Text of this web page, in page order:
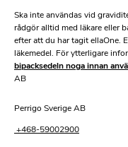
Ska inte användas vid
rådgör alltid med läkare eller
efter att du har tagit ellaOne.
läkemedel. För ytterligare
bipacksedelnnoga innan
AB
Perrigo Sverige AB
+468-59002900